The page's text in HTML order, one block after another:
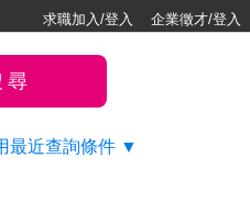
求職加入/登入 企業徵才/登入
尋
最近查詢條件 ▼